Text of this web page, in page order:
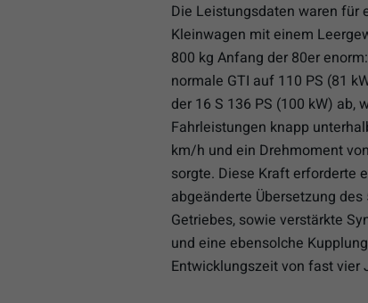
Die Leistungsdaten waren für
Kleinwagen mit einem
800 kg Anfang der 80er
normale GTI auf 110 PS (81
der 16 S 136 PS (100 kW) ab,
Fahrleistungen knapp
km/h und ein Drehmoment
sorgte. Diese Kraft erforderte
abgeänderte Übersetzung des
Getriebes, sowie verstärkte
und eine ebensolche
Entwicklungszeit von fast vier